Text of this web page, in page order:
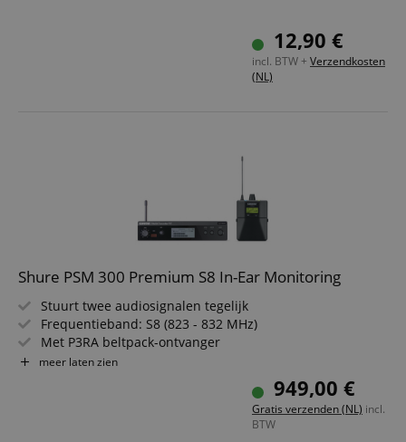
12,90 €
incl. BTW + Verzendkosten
(NL)
Shure PSM 300 Premium S8 In-Ear Monitoring
Stuurt twee audiosignalen tegelijk
Frequentieband: S8 (823 - 832 MHz)
Met P3RA beltpack-ontvanger
Persoonlijke monitormix via MixMode of Stereo Mode
24-bit audioweergave levert een helder, gedetailleerd
Tot wel 6 uur gebruiksduur met slechts 2 AA-batterijen
Half 19-inch zender inclusief rackmontage-accessoires
meer laten zien
949,00 €
Gratis verzenden (NL) incl.
BTW